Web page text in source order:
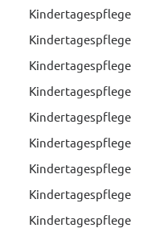
Kindertagespflege
Kindertagespflege
Kindertagespflege
Kindertagespflege
Kindertagespflege
Kindertagespflege
Kindertagespflege
Kindertagespflege
Kindertagespflege